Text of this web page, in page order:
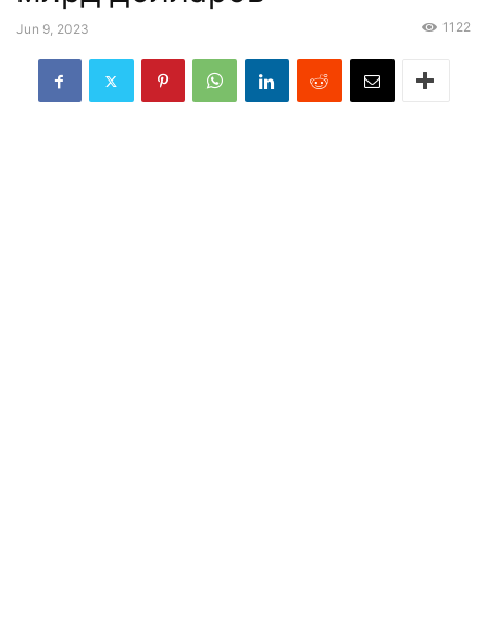
Jun 9, 2023 1122